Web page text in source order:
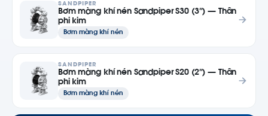
SANDPIPER
Bơm màng khí nén Sandpiper S30 (3″) — Thân
phi kim
Bơm màng khí nén
SANDPIPER
Bơm màng khí nén Sandpiper S20 (2″) — Thân
phi kim
Bơm màng khí nén